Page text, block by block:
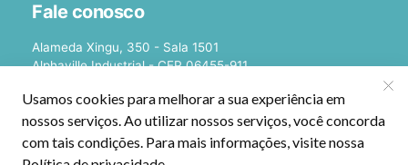
Fale conosco
Alameda Xingu, 350 - Sala 1501
Alphaville Industrial - CEP 06455-911
E-mail:[email protected]